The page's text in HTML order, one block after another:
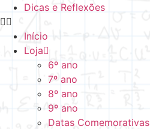
Dicas e Reflexões
Início
Loja
6º ano
7º ano
8º ano
9º ano
Datas Comemorativas